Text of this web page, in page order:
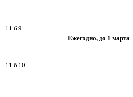
Ежегодно, до 1 марта
11 б 9
11 б 10